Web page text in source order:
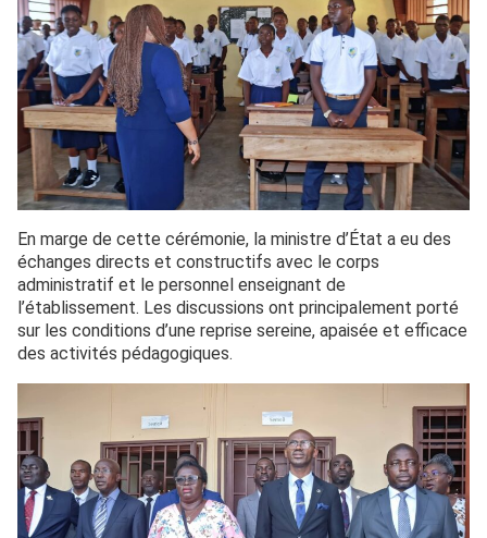
En marge de cette cérémonie, la ministre d’État a eu des
échanges directs et constructifs avec le corps
administratif et le personnel enseignant de
l’établissement. Les discussions ont principalement porté
sur les conditions d’une reprise sereine, apaisée et efficace
des activités pédagogiques.